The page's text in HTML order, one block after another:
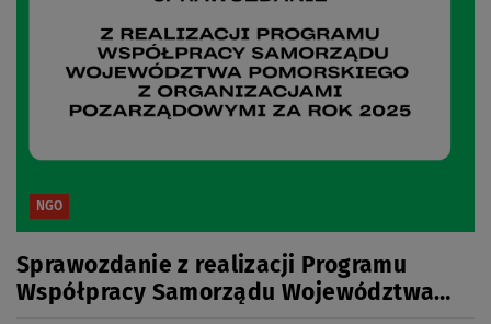
NGO
Sprawozdanie z realizacji Programu
Współpracy Samorządu Województwa